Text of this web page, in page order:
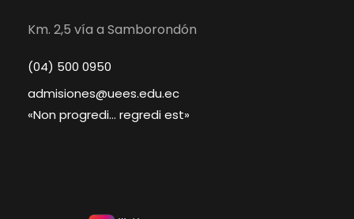
Km. 2,5 vía a Samborondón
(04) 500 0950
admisiones@uees.edu.ec
«Non progredi… regredi est»